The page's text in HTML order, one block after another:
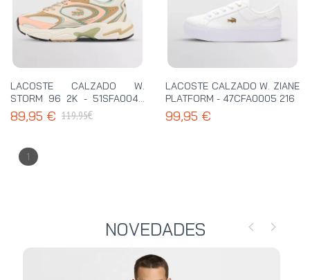
LACOSTE CALZADO W.
STORM 96 2K - 51SFA0046
UH1
89,95 € 119,95€
LACOSTE CALZADO W. ZIANE
PLATFORM - 47CFA0005 216
99,95 €
1
NOVEDADES